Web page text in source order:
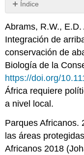
Índice
Sin
Abrams, R.W.,
Integración de
conservación de
Biología de la
https://doi.org/
África requiere
a nivel local.
Parques Africanos.
las áreas
Africanos 2018